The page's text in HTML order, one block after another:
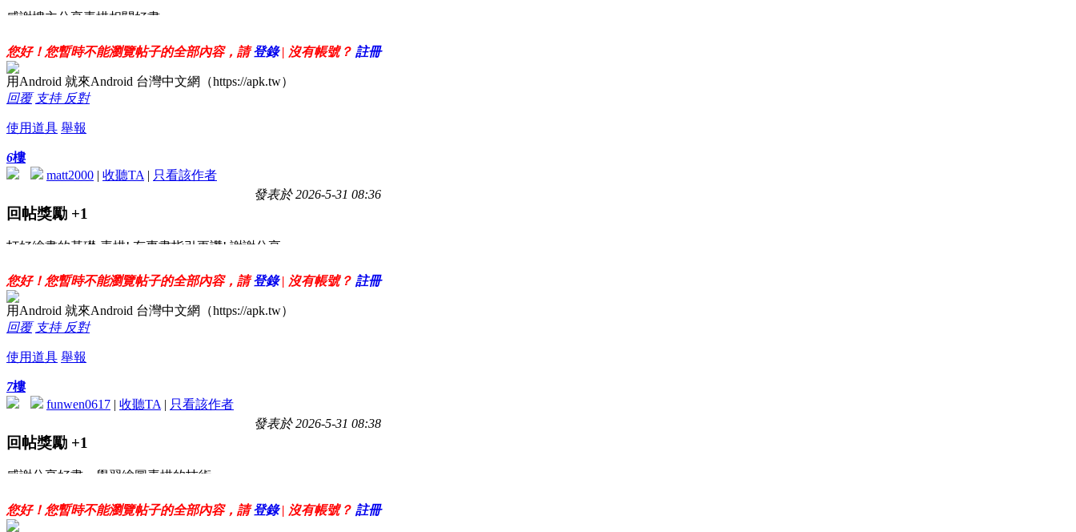
感謝樓主分享素描相關好書
您好！您暫時不能瀏覽帖子的全部內容，請登錄 | 沒有帳號？ 註冊
用Android 就來Android 台灣中文網（https://apk.tw）
回覆 支持 反對
使用道具 舉報
6樓
matt2000 | 收聽TA | 只看該作者
發表於 2026-5-31 08:36
回帖獎勵 +1
打好繪畫的基礎-素描! 有專書指引更讚! 謝謝分享
您好！您暫時不能瀏覽帖子的全部內容，請登錄 | 沒有帳號？ 註冊
用Android 就來Android 台灣中文網（https://apk.tw）
回覆 支持 反對
使用道具 舉報
7樓
funwen0617 | 收聽TA | 只看該作者
發表於 2026-5-31 08:38
回帖獎勵 +1
感謝分享好書，學習繪圖素描的技術。
您好！您暫時不能瀏覽帖子的全部內容，請登錄 | 沒有帳號？ 註冊